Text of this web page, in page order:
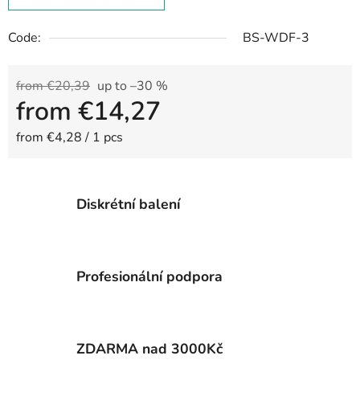
Code: BS-WDF-3
from €20,39 up to –30 %
from €14,27
Measure price:
from €4,28 / 1 pcs
Diskrétní balení
Profesionální podpora
ZDARMA nad 3000Kč